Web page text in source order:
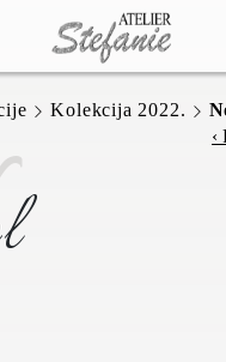
Kolekcija 2022.
‹